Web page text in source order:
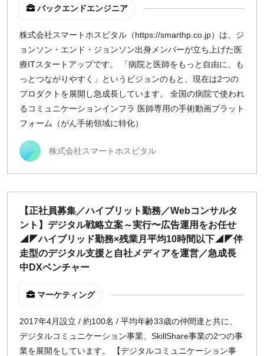
バックエンドエンジニア
株式会社スマートホスピタル（https://smarthp.co.jp）は、ジ
ョンソン・エンド・ジョンソン出身メンバーが立ち上げた医
療ITスタートアップです。 「病院と医師をもっと自由に、も
っとつながりやすく」というビジョンのもと、現在は2つの
プロダクトを展開し急成長しています。 全国の病院で使われ
るコミュニケーションインフラ 医師専用の手術動画プラット
フォーム（がん手術領域に特化）
株式会社スマートホスピタル
【正社員募集／ハイブリット勤務／Webコンサルタ
ント】デジタル戦略立案～実行〜広告運用をお任せ
◢◤ハイブリッド勤務×残業月平均10時間以下◢◤伴
走型のデジタル支援と自社メディアを運営／急成長
中DXベンチャー
マーケティング
2017年4月設立 / 約100名 / 平均年齢33歳の仲間達と共に、
デジタルコミュニケーション事業、SkillShare事業の2つの事
業を展開をしています。 【デジタルコミュニケーション事